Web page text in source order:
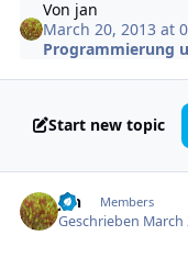
Von jan
March 20, 2013 at
Programmierung
Start new topic
jan Members
Geschrieben March